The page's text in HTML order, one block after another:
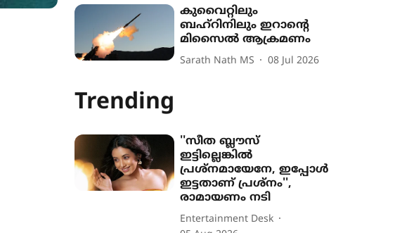
കുവൈറ്റിലും
ബഹ്റിനിലും ഇറാന്‍റെ
മിസൈൽ ആക്രമണം
Sarath Nath MS 08 Jul 2026
Trending
''സീത ബ്ലൗസ്
ഇട്ടില്ലെങ്കിൽ
പ്രശ്നമായേനേ, ഇപ്പോൾ
ഇട്ടതാണ് പ്രശ്നം'',
രാമായണം നടി
Entertainment Desk